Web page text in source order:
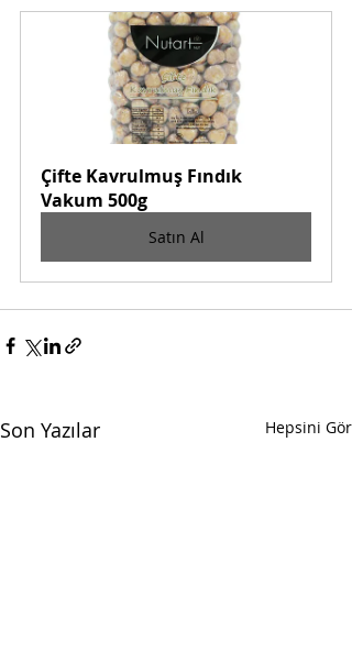
Çifte Kavrulmuş Fındık
Vakum 500g
Satın Al
Son Yazılar Hepsini Gör